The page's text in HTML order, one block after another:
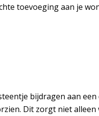
toevoeging aan je
bijdragen aan
Dit zorgt niet